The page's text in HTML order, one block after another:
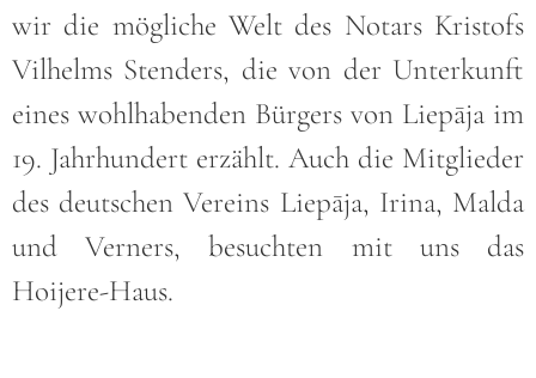
wir die mögliche Welt des Notars Kristofs
Vilhelms Stenders, die von der Unterkunft
eines wohlhabenden Bürgers von Liepāja im
19. Jahrhundert erzählt. Auch die Mitglieder
des deutschen Vereins Liepāja, Irina, Malda
und Verners, besuchten mit uns das
Hoijere-Haus.